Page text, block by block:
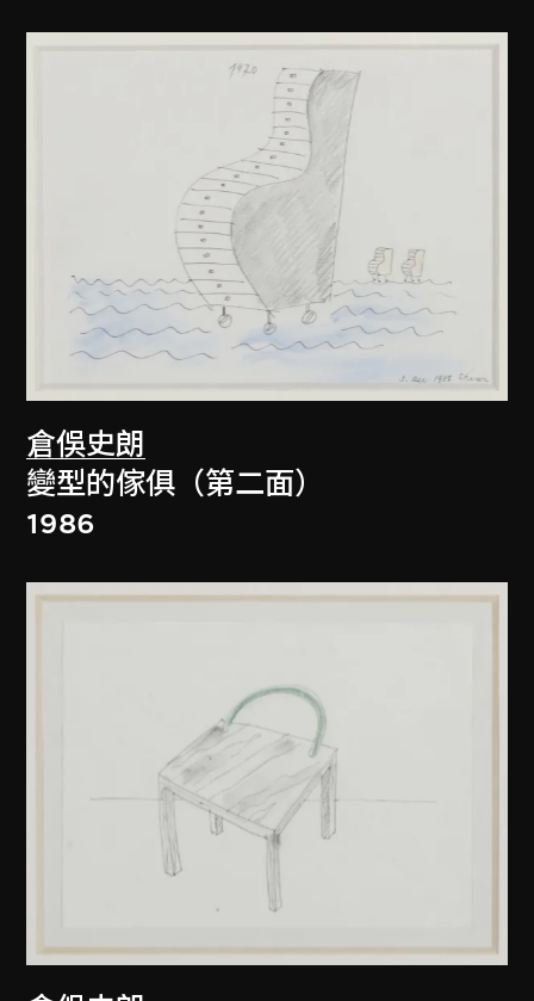
倉俁史朗
變型的傢俱（第二面）
1986